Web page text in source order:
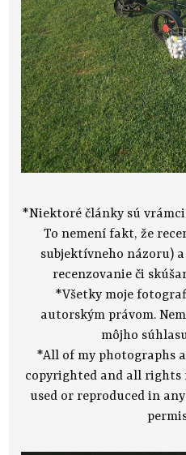
*Niektoré články sú vrámci
To nemení fakt, že
subjektívneho názoru)
recenzovanie či
*Všetky moje
autorským právom.
môjho
*All of my photographs
copyrighted and all rights
used or reproduced in